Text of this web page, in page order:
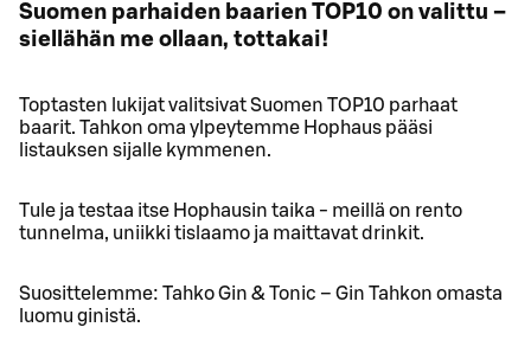
Suomen parhaiden baarien TOP10 on valittu –
siellähän me ollaan, tottakai!
Toptasten lukijat valitsivat Suomen TOP10 parhaat
baarit. Tahkon oma ylpeytemme Hophaus pääsi
listauksen sijalle kymmenen.
Tule ja testaa itse Hophausin taika - meillä on rento
tunnelma, uniikki tislaamo ja maittavat drinkit.
Suosittelemme: Tahko Gin & Tonic – Gin Tahkon omasta
luomu ginistä.